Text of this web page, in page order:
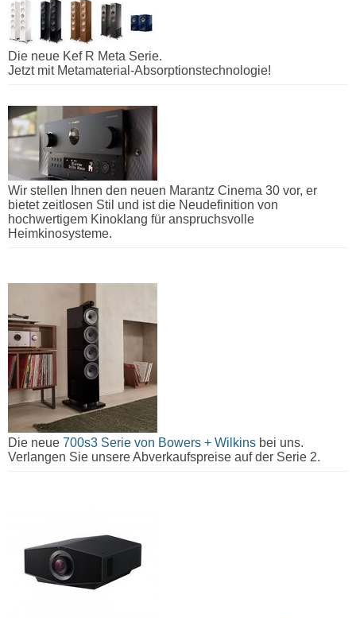
Die neue Kef R Meta Serie.
Jetzt mit Metamaterial-Absorptionstechnologie!
Wir stellen Ihnen den neuen Marantz Cinema 30 vor, er
bietet zeitlosen Stil und ist die Neudefinition von
hochwertigem Kinoklang für anspruchsvolle
Heimkinosysteme.
Die neue 700s3 Serie von Bowers + Wilkins bei uns.
Verlangen Sie unsere Abverkaufspreise auf der Serie 2.